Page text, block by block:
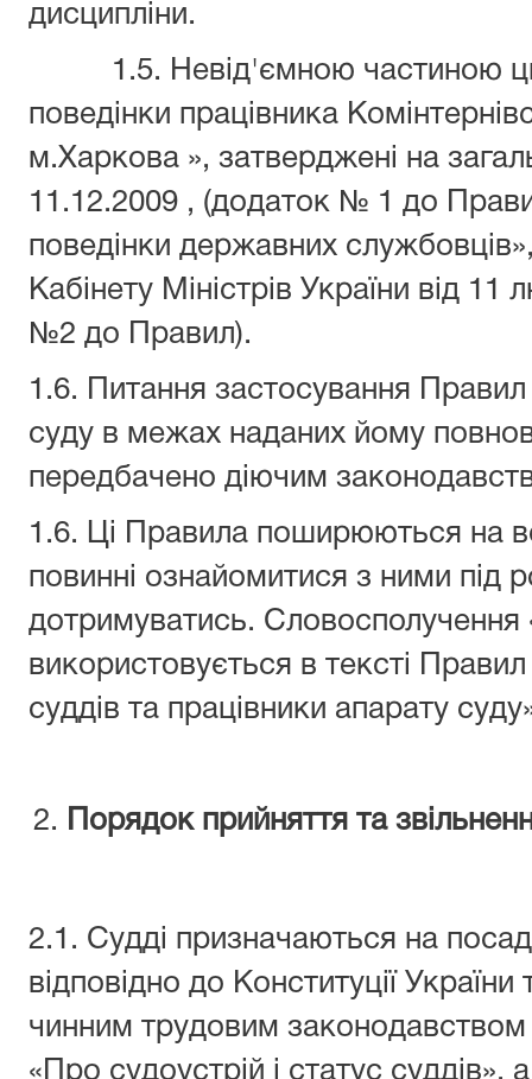
дисципліни.
1.5. Невід'ємною частиною
поведінки працівника
м.Харкова », затверджені на
11.12.2009 , (додаток № 1 до
поведінки державних
Кабінету Міністрів України від
№2 до Правил).
1.6. Питання застосування
суду в межах наданих йому
передбачено діючим
1.6. Ці Правила поширюються на
повинні ознайомитися з ними під
дотримуватись. Словосполучення
використовується в тексті
суддів та працівники апарату
Порядок прийняття та
2.1. Судді призначаються на
відповідно до Конституції
чинним трудовим законодавством
«Про судоустрій і статус суддів»,